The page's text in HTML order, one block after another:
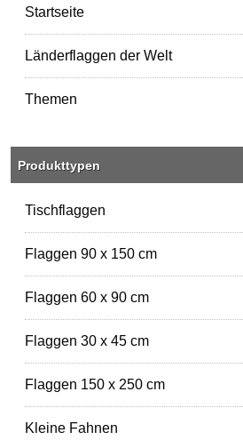
Startseite
Länderflaggen der Welt
Themen
Produkttypen
Tischflaggen
Flaggen 90 x 150 cm
Flaggen 60 x 90 cm
Flaggen 30 x 45 cm
Flaggen 150 x 250 cm
Kleine Fahnen